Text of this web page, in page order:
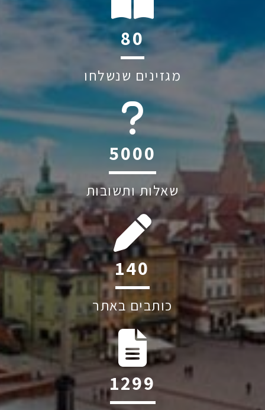
115
מגזינים שנשלחו
6045
שאלות ותשובות
201
כותבים באתר
1874